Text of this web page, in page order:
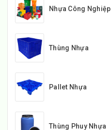
Nhựa Công Nghiệp
Thùng Nhựa
Pallet Nhựa
Thùng Phuy Nhựa